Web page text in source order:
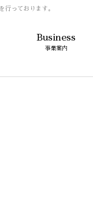
行っております。
Business
事業案内